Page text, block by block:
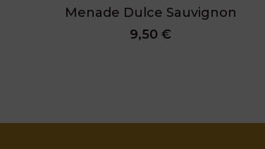
Menade Dulce Sauvignon
9,50 €